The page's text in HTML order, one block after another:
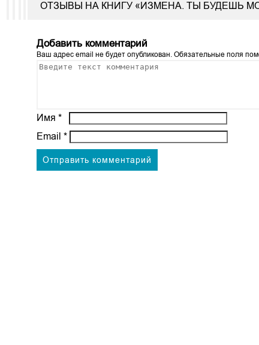
ОТЗЫВЫ НА КНИГУ «ИЗМЕНА. ТЫ БУДЕШЬ
Добавить комментарий
Ваш адрес email не будет опубликован. Обязательные поля
Имя*
Email*